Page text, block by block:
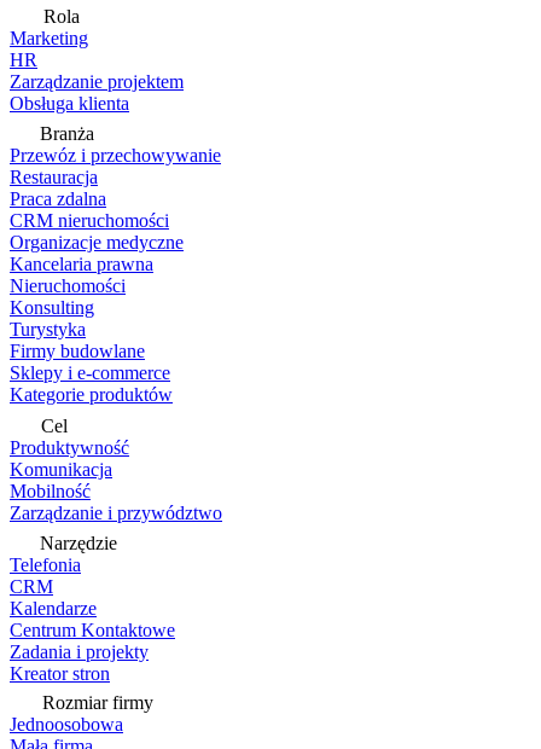
Rola
Marketing
HR
Zarządzanie projektem
Obsługa klienta
Branża
Przewóz i przechowywanie
Restauracja
Praca zdalna
CRM nieruchomości
Organizacje medyczne
Kancelaria prawna
Nieruchomości
Konsulting
Turystyka
Firmy budowlane
Sklepy i e-commerce
Kategorie produktów
Cel
Produktywność
Komunikacja
Mobilność
Zarządzanie i przywództwo
Narzędzie
Telefonia
CRM
Kalendarze
Centrum Kontaktowe
Zadania i projekty
Kreator stron
Rozmiar firmy
Jednoosobowa